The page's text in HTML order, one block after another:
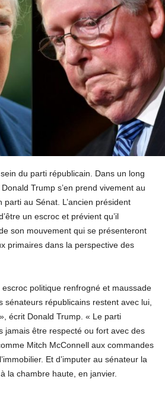
du parti républicain. Dans un long
Trump s’en prend vivement au
au Sénat. L’ancien président
un escroc et prévient qu’il
son mouvement qui se présenteront
primaires dans la perspective des
politique renfrogné et maussade
sénateurs républicains restent avec lui,
écrit Donald Trump. « Le parti
jamais être respecté ou fort avec des
Mitch McConnell aux commandes
Et d’imputer au sénateur la
la chambre haute, en janvier.